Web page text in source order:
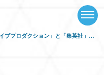
ョン」と「集英社」のスペシャルコラボが決定！